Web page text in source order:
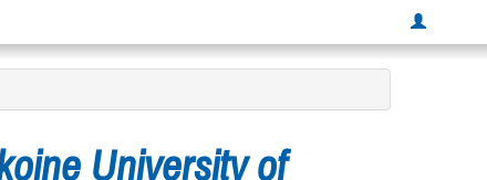
University of